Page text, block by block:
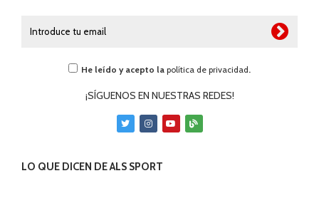
He leído y acepto la política de privacidad.
¡SÍGUENOS EN NUESTRAS REDES!
LO QUE DICEN DE ALS SPORT